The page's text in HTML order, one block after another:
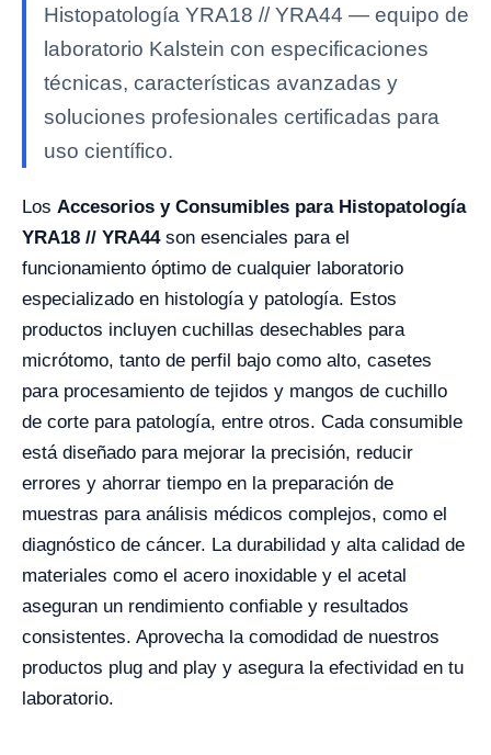
Histopatología YRA18 // YRA44 — equipo de
laboratorio Kalstein con especificaciones
técnicas, características avanzadas y
soluciones profesionales certificadas para
uso científico.
Los Accesorios y Consumibles para Histopatología
YRA18 // YRA44son esenciales para el
funcionamiento óptimo de cualquier laboratorio
especializado en histología y patología. Estos
productos incluyen cuchillas desechables para
micrótomo, tanto de perfil bajo como alto, casetes
para procesamiento de tejidos y mangos de cuchillo
de corte para patología, entre otros. Cada consumible
está diseñado para mejorar la precisión, reducir
errores y ahorrar tiempo en la preparación de
muestras para análisis médicos complejos, como el
diagnóstico de cáncer. La durabilidad y alta calidad de
materiales como el acero inoxidable y el acetal
aseguran un rendimiento confiable y resultados
consistentes. Aprovecha la comodidad de nuestros
productos plug and play y asegura la efectividad en tu
laboratorio.